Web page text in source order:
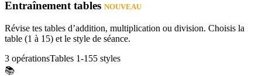
Entraînement tables NOUVEAU
Révise tes tables d’addition, multiplication ou division. Choisis la
table (1 à 15) et le style de séance.
3 opérationsTables 1-155 styles
📚